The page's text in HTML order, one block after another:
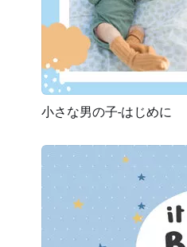
プレビュー
小さな男の子-はじめに